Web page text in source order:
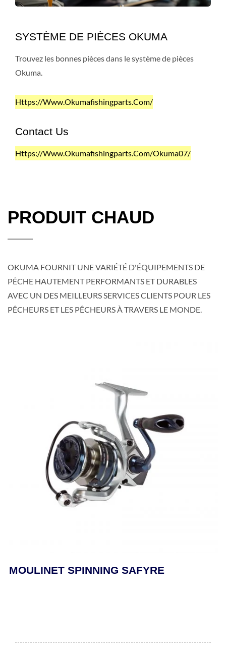
SYSTÈME DE PIÈCES OKUMA
Trouvez les bonnes pièces dans le système de pièces
Okuma.
Https://www.okumafishingparts.com/
Contact Us
Https://www.okumafishingparts.com/okuma07/
PRODUIT CHAUD
OKUMA FOURNIT UNE VARIÉTÉ D'ÉQUIPEMENTS DE
PÊCHE HAUTEMENT PERFORMANTS ET DURABLES
AVEC UN DES MEILLEURS SERVICES CLIENTS POUR LES
PÊCHEURS ET LES PÊCHEURS À TRAVERS LE MONDE.
MOULINET SPINNING SAFYRE